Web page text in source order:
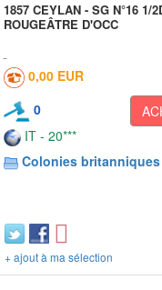
1857 CEYLAN - SG N°16 1/
ROUGEÂTRE D'OCC
0,00 EUR
0
IT - 20***
Colonies britanniques
+ ajout à ma sélection